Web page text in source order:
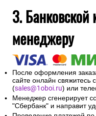
3. Банковской
менеджеру
После оформления
сайте онлайн свяжитесь
(sales@1oboi.ru) или
Менеджер сгенерирует
"Сбербанк" и направит